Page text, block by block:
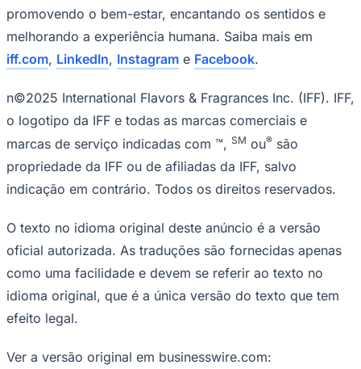
Santos
promovendo o bem-estar, encantando os sentidos e
melhorando a experiência humana. Saiba mais em
iff.com, LinkedIn, Instagram e Facebook.
n©2025 International Flavors & Fragrances Inc. (IFF). IFF,
o logotipo da IFF e todas as marcas comerciais e
marcas de serviço indicadas com ™, SM ou® são
propriedade da IFF ou de afiliadas da IFF, salvo
indicação em contrário. Todos os direitos reservados.
O texto no idioma original deste anúncio é a versão
oficial autorizada. As traduções são fornecidas apenas
como uma facilidade e devem se referir ao texto no
idioma original, que é a única versão do texto que tem
efeito legal.
Ver a versão original em businesswire.com: